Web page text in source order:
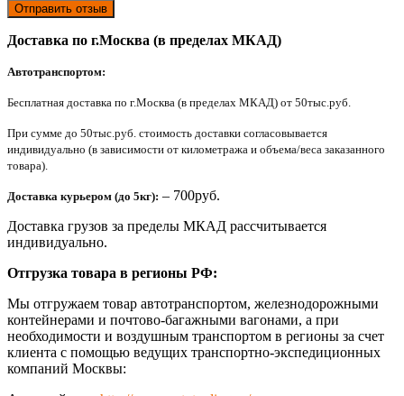
Отправить отзыв
Доставка по г.Москва (в пределах МКАД)
Автотранспортом:
Бесплатная доставка по г.Москва (в пределах МКАД) от 50тыс.руб.
При сумме до 50тыс.руб. стоимость доставки согласовывается
индивидуально (в зависимости от километража и объема/веса заказанного
товара).
Доставка курьером (до 5кг): – 700руб.
Доставка грузов за пределы МКАД рассчитывается
индивидуально.
Отгрузка товара в регионы РФ:
Мы отгружаем товар автотранспортом, железнодорожными
контейнерами и почтово-багажными вагонами, а при
необходимости и воздушным транспортом в регионы за счет
клиента с помощью ведущих транспортно-экспедиционных
компаний Москвы: